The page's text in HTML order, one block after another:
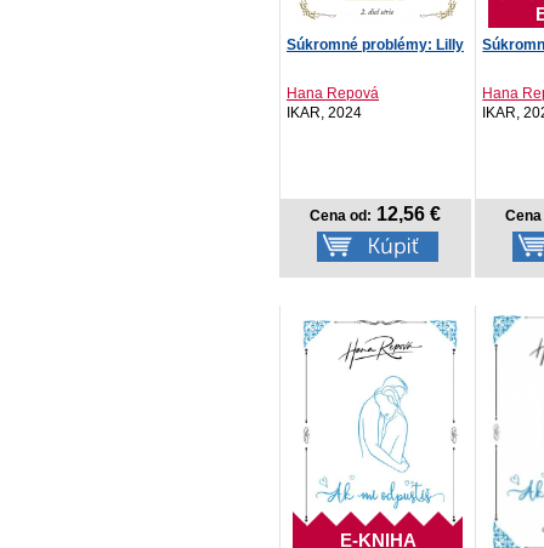
Súkromné problémy: Lilly
Hana Repová
IKAR, 2024
Cena od: 12,56 €
Hana
IKAR,
E-KNIHA